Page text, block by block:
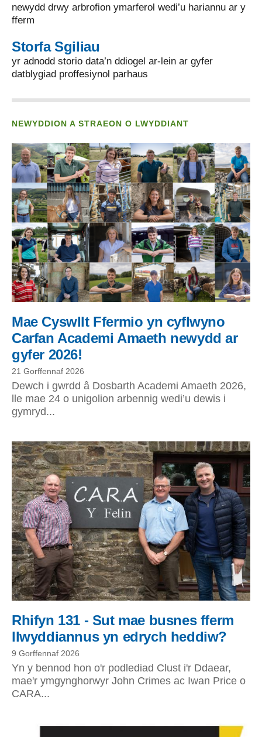
newydd drwy arbrofion ymarferol wedi’u hariannu ar y
fferm
Storfa Sgiliau
yr adnodd storio data’n ddiogel ar-lein ar gyfer
datblygiad proffesiynol parhaus
NEWYDDION A STRAEON O LWYDDIANT
Mae Cyswllt Ffermio yn cyflwyno
Carfan Academi Amaeth newydd ar
gyfer 2026!
21 Gorffennaf 2026
Dewch i gwrdd â Dosbarth Academi Amaeth 2026,
lle mae 24 o unigolion arbennig wedi’u dewis i
gymryd...
Rhifyn 131 - Sut mae busnes fferm
llwyddiannus yn edrych heddiw?
9 Gorffennaf 2026
Yn y bennod hon o'r podlediad Clust i'r Ddaear,
mae'r ymgynghorwyr John Crimes ac Iwan Price o
CARA...